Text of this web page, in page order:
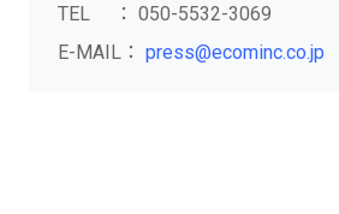
TEL ： 050-5532-3069
E-MAIL： press@ecominc.co.jp